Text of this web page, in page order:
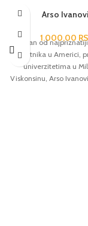
Arso
1.000,00
Jedan od
umetnika u Americi,
univerzitetima u
Viskonsinu, Arso